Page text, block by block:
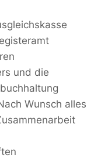
und die
Wunsch alles